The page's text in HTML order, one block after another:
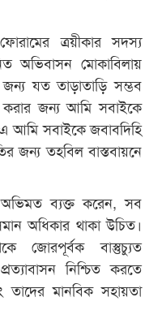
ত্রয়ীকার সদস্য
অভিবাসন মোকাবিলায়
জন্য যত তাড়াতাড়ি সম্ভব
করার জন্য আমি সবাইকে
আমি সবাইকে জবাবদিহি
জন্য তহবিল বাস্তবায়নে
অভিমত ব্যক্ত করেন, সব
অধিকার থাকা উচিত।
জোরপূর্বক বাস্তুচ্যুত
নিশ্চিত করতে
তাদের মানবিক সহায়তা